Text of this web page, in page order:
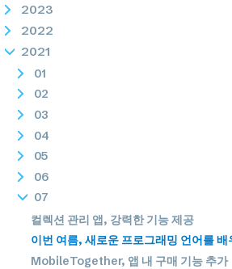
2023
2022
2021
01
02
03
04
05
06
07
컬렉션 관리 앱, 강력한 기능 제공
이번 여름, 새로운 프로그래밍 언어를 배
MobileTogether, 앱 내 구매 기능 추가